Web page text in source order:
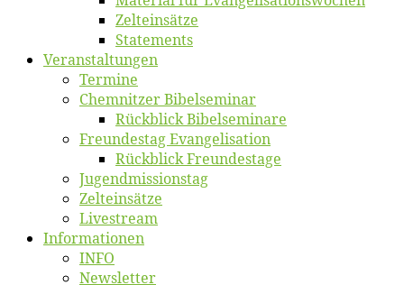
Zelt­ein­sät­ze
State­ments
Ver­an­stal­tun­gen
Ter­mi­ne
Chemnit­zer Bibelseminar
Rück­blick Bibelseminare
Freun­des­tag Evangelisation
Rück­blick Freundestage
Jugend­mis­sions­tag
Zelt­ein­sät­ze
Live­stream
Informatio­nen
INFO
News­let­ter